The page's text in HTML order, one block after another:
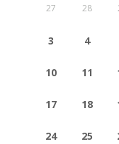
27 28
3 4
10 11
17 18
24 25